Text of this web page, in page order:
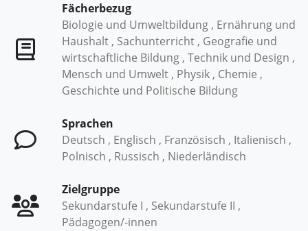
Fächerbezug
Biologie und Umweltbildung , Ernährung und
Haushalt , Sachunterricht , Geografie und
wirtschaftliche Bildung , Technik und Design ,
Mensch und Umwelt , Physik , Chemie ,
Geschichte und Politische Bildung
Sprachen
Deutsch , Englisch , Französisch , Italienisch ,
Polnisch , Russisch , Niederländisch
Zielgruppe
Sekundarstufe I , Sekundarstufe II ,
Pädagogen/-innen